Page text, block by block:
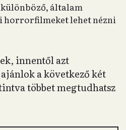
különböző, általam
horrorfilmeket lehet nézni
innentől azt
a következő két
többet megtudhatsz